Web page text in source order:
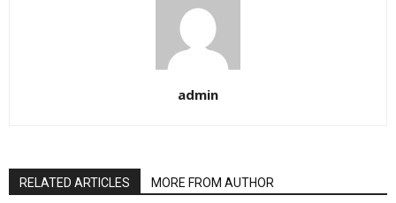
admin
RELATED ARTICLES MORE FROM AUTHOR